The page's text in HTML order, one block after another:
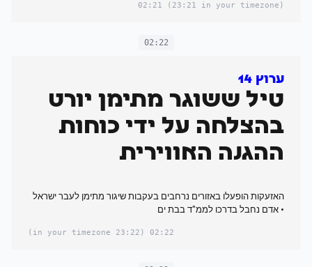
02:21 (23:21 in your timezone)
02:22
ערוץ 14
טיל ששוגר מתימן יורט
בהצלחה על ידי כוחות
ההגנה האווירית
האזעקות הופעלו באזורים נרחבים בעקבות שיגור מתימן לעבר ישראל
• אדם נחבל בדרכו לממ"ד בבת ים
02:22
(23:22 in your timezone)